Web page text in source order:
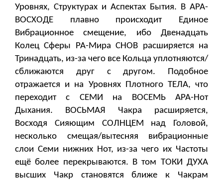
Уровнях, Структурах и Аспектах Бытия. В АРА-
ВОСХОДЕ плавно происходит Единое
Вибрационное смещение, ибо Двенадцать
Колец Сферы РА-Мира СНОВ расширяется на
Тринадцать, из-за чего все Кольца уплотняются/
сближаются друг с другом. Подобное
отражается и на Уровнях Плотного ТЕЛА, что
переходит с СЕМИ на ВОСЕМЬ АРА-Нот
Дыхания. ВОСЬМАЯ Чакра расширяется,
Восходя Сияющим СОЛНЦЕМ над Головой,
несколько смещая/вытесняя вибрационные
слои Семи нижних Нот, из-за чего их Частоты
ещё более перекрываются. В том ТОКИ ДУХА
высших Чакр становятся ближе к Чакрам